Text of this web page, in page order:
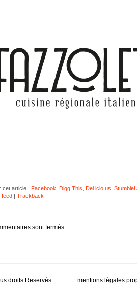
cet article : Facebook Digg This Del.icio.us
feed| Trackback
sont fermés.
droits Reservés. mentions légales